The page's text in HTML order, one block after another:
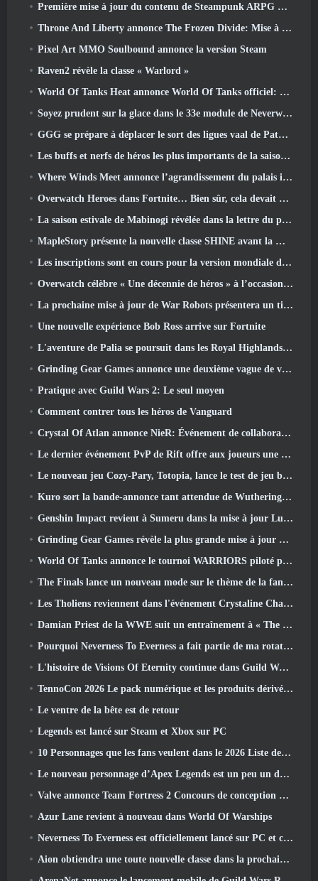
Première mise à jour du contenu de Steampunk ARPG Crystalfall pour répondre aux « préoccupations des joueurs clés »
Throne And Liberty annonce The Frozen Divide: Mise à jour Nix
Pixel Art MMO Soulbound annonce la version Steam
Raven2 révèle la classe « Warlord »
World Of Tanks Heat annonce World Of Tanks officiel: Date de lancement de CHALEUR
Soyez prudent sur la glace dans le 33e module de Neverwinter, Froid mordant
GGG se prépare à déplacer le sort des ligues vaal de Path Of Exile 2 avant le lancement du retour des anciens
Les buffs et nerfs de héros les plus importants de la saison 8
Where Winds Meet annonce l’agrandissement du palais impérial et partage une feuille de route de contenu « massive »
Overwatch Heroes dans Fortnite… Bien sûr, cela devait arriver
La saison estivale de Mabinogi révélée dans la lettre du producteur
MapleStory présente la nouvelle classe SHINE avant la mise à jour de juin
Les inscriptions sont en cours pour la version mondiale du « test prologue » Limit Zero Breakers de NCSoft
Overwatch célèbre « Une décennie de héros » à l’occasion de son 10e anniversaire
La prochaine mise à jour de War Robots présentera un tireur d'élite inspiré de Lovecraftian
Une nouvelle expérience Bob Ross arrive sur Fortnite
L'aventure de Palia se poursuit dans les Royal Highlands avec la mise à jour d'aujourd'hui
Grinding Gear Games annonce une deuxième vague de ventes de billets pour l'ExileCon
Pratique avec Guild Wars 2: Le seul moyen
Comment contrer tous les héros de Vanguard
Crystal Of Atlan annonce NieR: Événement de collaboration sur les automates
Le dernier événement PvP de Rift offre aux joueurs une chance de gagner jusqu'à 4000 Crédits et un nouveau titre
Le nouveau jeu Cozy-Pary, Totopia, lance le test de jeu bêta fermé
Kuro sort la bande-annonce tant attendue de Wuthering Waves Cyberpunk: Crossover Edgerunners
Genshin Impact revient à Sumeru dans la mise à jour Luna VII
Grinding Gear Games révèle la plus grande mise à jour de Path Of Exile II à ce jour, Le retour des anciens
World Of Tanks annonce le tournoi WARRIORS piloté par la communauté
The Finals lance un nouveau mode sur le thème de la fantasy médiévale « Dragon's Claim »
Les Tholiens reviennent dans l'événement Crystaline Chaos de Star Trek Online
Damian Priest de la WWE suit un entraînement à « The Loot Camp » dans la bande-annonce Live Action Burst Fest de Delta Force
Pourquoi Neverness To Everness a fait partie de ma rotation, Pour l'instant
L'histoire de Visions Of Eternity continue dans Guild Wars 2 La semaine prochaine
TennoCon 2026 Le pack numérique et les produits dérivés sont désormais disponibles à l'achat
Le ventre de la bête est de retour
Legends est lancé sur Steam et Xbox sur PC
10 Personnages que les fans veulent dans le 2026 Liste des rivaux Marvel les plus nombreux et quelle est la probabilité qu'ils se produisent
Le nouveau personnage d’Apex Legends est un peu un démon de la vitesse
Valve annonce Team Fortress 2 Concours de conception du trophée ÜBERFEST
Azur Lane revient à nouveau dans World Of Warships
Neverness To Everness est officiellement lancé sur PC et consoles
Aion obtiendra une toute nouvelle classe dans la prochaine mise à jour de Dread Blade